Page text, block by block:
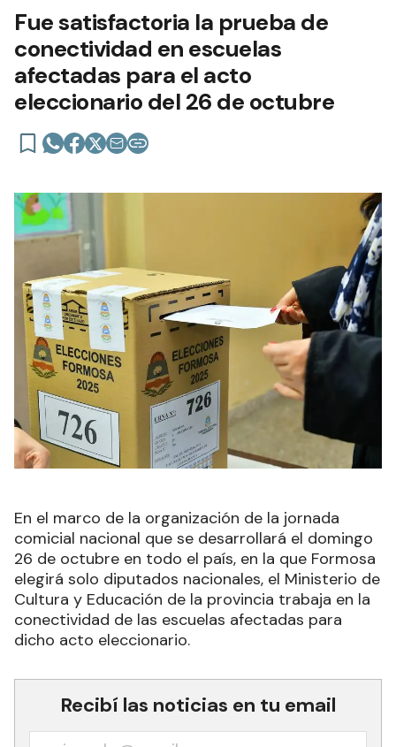
Fue satisfactoria la prueba de
conectividad en escuelas
afectadas para el acto
eleccionario del 26 de octubre
En el marco de la organización de la jornada
comicial nacional que se desarrollará el domingo
26 de octubre en todo el país, en la que Formosa
elegirá solo diputados nacionales, el Ministerio de
Cultura y Educación de la provincia trabaja en la
conectividad de las escuelas afectadas para
dicho acto eleccionario.
Recibí las noticias en tu email